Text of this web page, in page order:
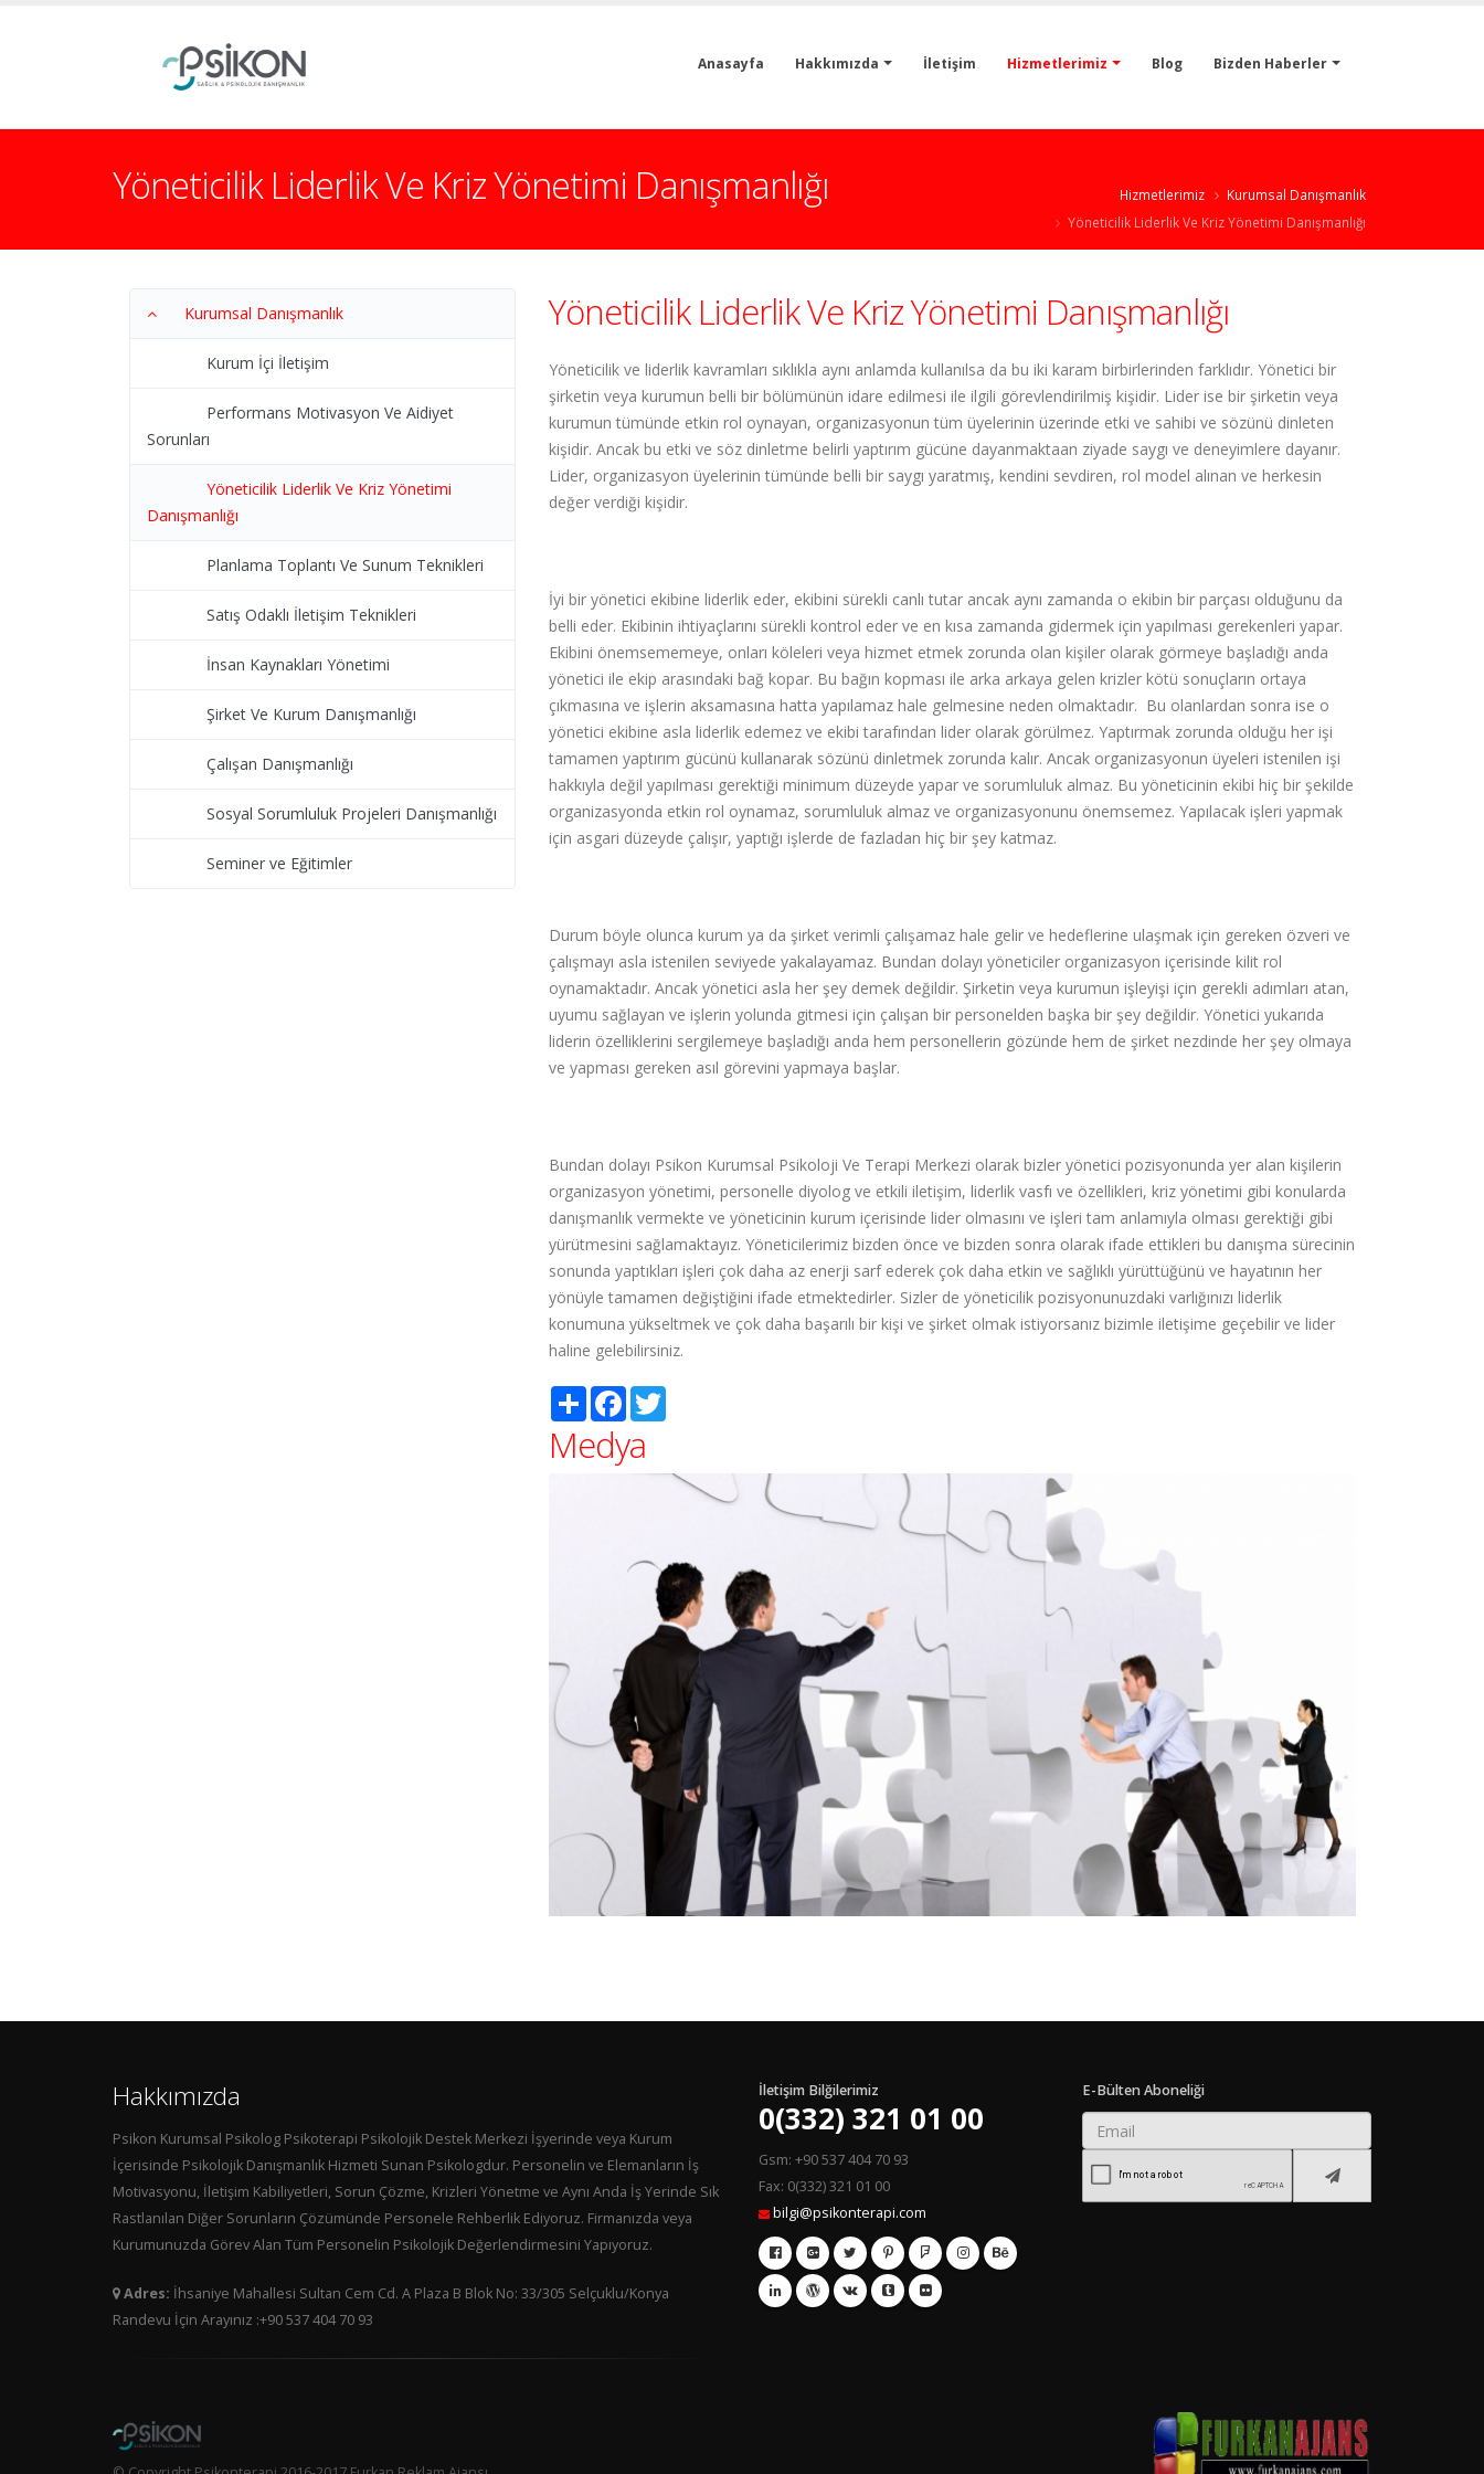
Anasayfa Hakkımızda İletişim Hizmetlerimiz Blog Bizden Haberler
Yöneticilik Liderlik Ve Kriz Yönetimi Danışmanlığı Hizmetlerimiz
Kurumsal Danışmanlık
Yöneticilik Liderlik Ve Kriz Yönetimi Danışmanlığı
Kurumsal Danışmanlık
Kurum İçi İletişim
Performans Motivasyon Ve Aidiyet
Sorunları
Yöneticilik Liderlik Ve Kriz Yönetimi
Danışmanlığı
Planlama Toplantı Ve Sunum Teknikleri
Satış Odaklı İletişim Teknikleri
İnsan Kaynakları Yönetimi
Şirket Ve Kurum Danışmanlığı
Çalışan Danışmanlığı
Sosyal Sorumluluk Projeleri Danışmanlığı
Seminer ve Eğitimler
Yöneticilik Liderlik Ve Kriz Yönetimi Danışmanlığı
Yöneticilik ve liderlik kavramları sıklıkla aynı anlamda kullanılsa da bu iki karam birbirlerinden farklıdır. Yönetici bir
şirketin veya kurumun belli bir bölümünün idare edilmesi ile ilgili görevlendirilmiş kişidir. Lider ise bir şirketin veya
kurumun tümünde etkin rol oynayan, organizasyonun tüm üyelerinin üzerinde etki ve sahibi ve sözünü dinleten
kişidir. Ancak bu etki ve söz dinletme belirli yaptırım gücüne dayanmaktaan ziyade saygı ve deneyimlere dayanır.
Lider, organizasyon üyelerinin tümünde belli bir saygı yaratmış, kendini sevdiren, rol model alınan ve herkesin
değer verdiği kişidir.
İyi bir yönetici ekibine liderlik eder, ekibini sürekli canlı tutar ancak aynı zamanda o ekibin bir parçası olduğunu da
belli eder. Ekibinin ihtiyaçlarını sürekli kontrol eder ve en kısa zamanda gidermek için yapılması gerekenleri yapar.
Ekibini önemsememeye, onları köleleri veya hizmet etmek zorunda olan kişiler olarak görmeye başladığı anda
yönetici ile ekip arasındaki bağ kopar. Bu bağın kopması ile arka arkaya gelen krizler kötü sonuçların ortaya
çıkmasına ve işlerin aksamasına hatta yapılamaz hale gelmesine neden olmaktadır. Bu olanlardan sonra ise o
yönetici ekibine asla liderlik edemez ve ekibi tarafından lider olarak görülmez. Yaptırmak zorunda olduğu her işi
tamamen yaptırım gücünü kullanarak sözünü dinletmek zorunda kalır. Ancak organizasyonun üyeleri istenilen işi
hakkıyla değil yapılması gerektiği minimum düzeyde yapar ve sorumluluk almaz. Bu yöneticinin ekibi hiç bir şekilde
organizasyonda etkin rol oynamaz, sorumluluk almaz ve organizasyonunu önemsemez. Yapılacak işleri yapmak
için asgari düzeyde çalışır, yaptığı işlerde de fazladan hiç bir şey katmaz.
Durum böyle olunca kurum ya da şirket verimli çalışamaz hale gelir ve hedeflerine ulaşmak için gereken özveri ve
çalışmayı asla istenilen seviyede yakalayamaz. Bundan dolayı yöneticiler organizasyon içerisinde kilit rol
oynamaktadır. Ancak yönetici asla her şey demek değildir. Şirketin veya kurumun işleyişi için gerekli adımları atan,
uyumu sağlayan ve işlerin yolunda gitmesi için çalışan bir personelden başka bir şey değildir. Yönetici yukarıda
liderin özelliklerini sergilemeye başladığı anda hem personellerin gözünde hem de şirket nezdinde her şey olmaya
ve yapması gereken asıl görevini yapmaya başlar.
Bundan dolayı Psikon Kurumsal Psikoloji Ve Terapi Merkezi olarak bizler yönetici pozisyonunda yer alan kişilerin
organizasyon yönetimi, personelle diyolog ve etkili iletişim, liderlik vasfı ve özellikleri, kriz yönetimi gibi konularda
danışmanlık vermekte ve yöneticinin kurum içerisinde lider olmasını ve işleri tam anlamıyla olması gerektiği gibi
yürütmesini sağlamaktayız. Yöneticilerimiz bizden önce ve bizden sonra olarak ifade ettikleri bu danışma sürecinin
sonunda yaptıkları işleri çok daha az enerji sarf ederek çok daha etkin ve sağlıklı yürüttüğünü ve hayatının her
yönüyle tamamen değiştiğini ifade etmektedirler. Sizler de yöneticilik pozisyonunuzdaki varlığınızı liderlik
konumuna yükseltmek ve çok daha başarılı bir kişi ve şirket olmak istiyorsanız bizimle iletişime geçebilir ve lider
haline gelebilirsiniz.
PaylaşFacebook
Medya
Hakkımızda
Psikon Kurumsal Psikolog Psikoterapi Psikolojik Destek Merkezi İşyerinde veya Kurum
İçerisinde Psikolojik Danışmanlık Hizmeti Sunan Psikologdur. Personelin ve Elemanların İş
Motivasyonu, İletişim Kabiliyetleri, Sorun Çözme, Krizleri Yönetme ve Aynı Anda İş Yerinde Sık
Rastlanılan Diğer Sorunların Çözümünde Personele Rehberlik Ediyoruz. Firmanızda veya
Kurumunuzda Görev Alan Tüm Personelin Psikolojik Değerlendirmesini Yapıyoruz.
Adres: İhsaniye Mahallesi Sultan Cem Cd. A Plaza B Blok No: 33/305 Selçuklu/Konya
Randevu İçin Arayınız :+90 537 404 70 93
İletişim Bilğilerimiz
0(332) 321 01 00
Gsm: +90 537 404 70 93
Fax: 0(332) 321 01 00
bilgi@psikonterapi.com
E-Bülten Aboneliği